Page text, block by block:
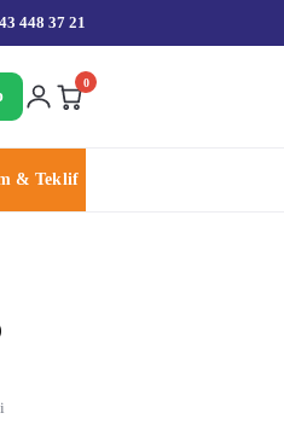
448 37 21
0
& Teklif